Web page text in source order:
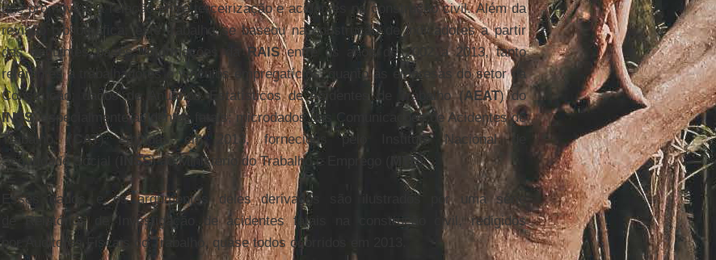
que promovem a relação entre terceirização e acidentes na construção civil. Além da
revisão bibliográfica, este trabalho se baseou na construção de indicadores a partir
das seguintes bases: informações daRAISentre os anos de 2002 a 2013, tanto
referentes a trabalhadores e vínculos empregatícios, quanto às empresas do setor da
Construção; dados de Anuários Estatísticos de Acidentes de Trabalho (AEAT) do
INSS, especialmente acidentes fatais; microdados das Comunicações de Acidentes de
Trabalho (
CAT) emitidas em 2013, fornecidas pelo Instituto Nacional de
Seguridade Social (
INSS) ao Ministério do Trabalho e Emprego ( MTE).
Esses dados e os argumentos deles derivados são ilustrados por uma série
de Relatórios de Investigação de acidentes fatais na construção civil, redigidos
por Auditores Fiscais do Trabalho, quase todos ocorridos em 2013.